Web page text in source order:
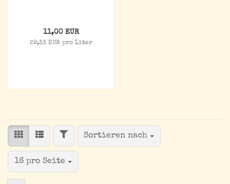
11,00 EUR
29,33 EUR pro Liter
FILTERSortieren nach
Sortieren nach
16 pro Seite
pro Seite